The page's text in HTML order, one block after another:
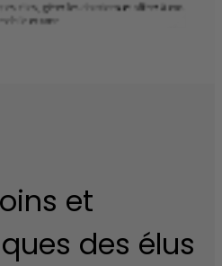
clics, gérez les dotations et offrez à vos
et carte.
et
des élus